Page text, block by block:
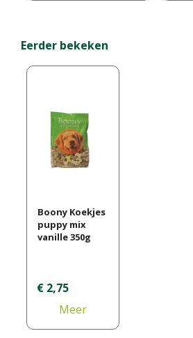
Eerder bekeken
Boony Koekjes
puppy mix
vanille 350g
€ 2,75
Meer
informatie